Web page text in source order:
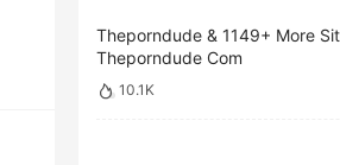
Theporndude & 1149+ More
Theporndude Com
10.1K